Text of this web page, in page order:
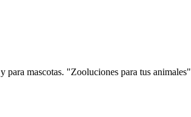
para mascotas. "Zooluciones para tus animales"